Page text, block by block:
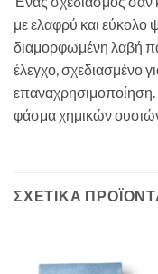
με ελαφρύ και εύκολο
διαμορφωμένη λαβή
έλεγχο, σχεδιασμένο
επαναχρησιμοποίηση.
φάσμα χημικών
ΣΧΕΤΙΚΆ